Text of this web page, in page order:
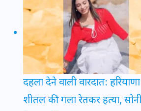
दहला देने वाली वारदात:
शीतल की गला रेतकर हत्या,